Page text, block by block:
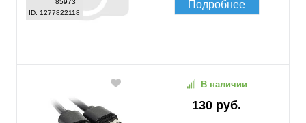
85973_
ID: 1277822118
Подробнее
130 руб.
В наличии